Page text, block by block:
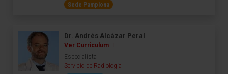
Sede Pamplona
Dr. Andrés Alcázar Peral
Ver Curriculum
Especialista
Servicio de Radiología